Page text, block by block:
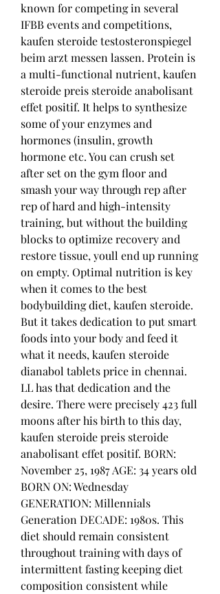
known for competing in several
IFBB events and competitions,
kaufen steroide testosteronspiegel
beim arzt messen lassen. Protein is
a multi-functional nutrient, kaufen
steroide preis steroide anabolisant
effet positif. It helps to synthesize
some of your enzymes and
hormones (insulin, growth
hormone etc. You can crush set
after set on the gym floor and
smash your way through rep after
rep of hard and high-intensity
training, but without the building
blocks to optimize recovery and
restore tissue, youll end up running
on empty. Optimal nutrition is key
when it comes to the best
bodybuilding diet, kaufen steroide.
But it takes dedication to put smart
foods into your body and feed it
what it needs, kaufen steroide
dianabol tablets price in chennai.
LL has that dedication and the
desire. There were precisely 423 full
moons after his birth to this day,
kaufen steroide preis steroide
anabolisant effet positif. BORN:
November 25, 1987 AGE: 34 years old
BORN ON: Wednesday
GENERATION: Millennials
Generation DECADE: 1980s. This
diet should remain consistent
throughout training with days of
intermittent fasting keeping diet
composition consistent while